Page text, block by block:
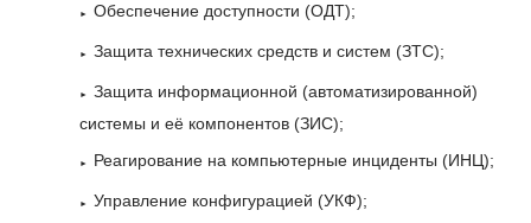
Обеспечение доступности (ОДТ);
Защита технических средств и систем (ЗТС);
Защита информационной (автоматизированной)
системы и её компонентов (ЗИС);
Реагирование на компьютерные инциденты (ИНЦ);
Управление конфигурацией (УКФ);